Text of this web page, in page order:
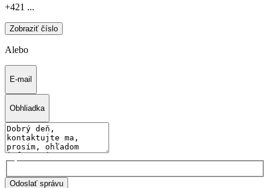
+421 ...
Zobraziť číslo
Alebo
E-mail
Obhliadka
Odoslať správu